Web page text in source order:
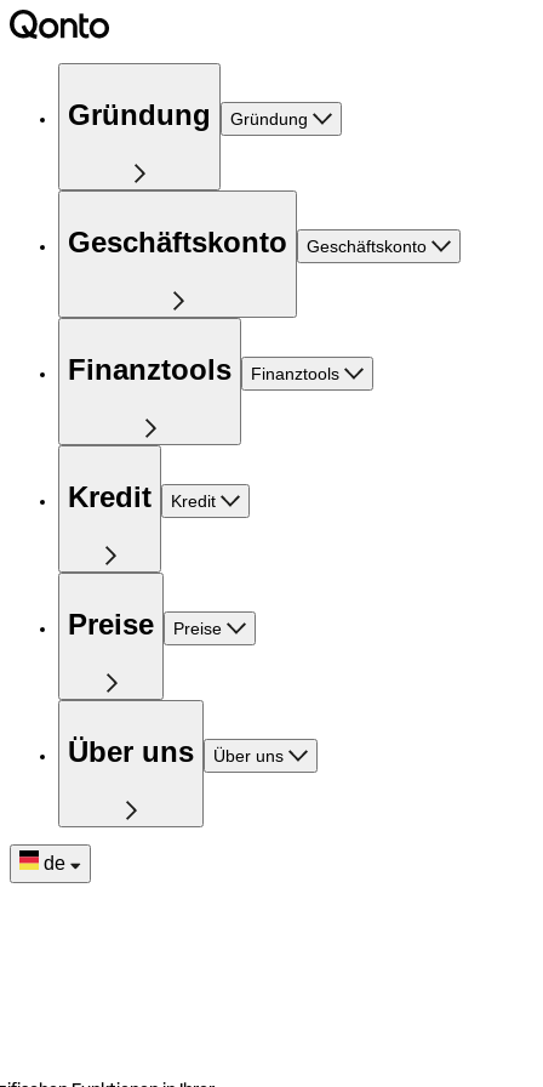
Gründung Gründung
Geschäftskonto Geschäftskonto
Finanztools Finanztools
Kredit Kredit
Preise Preise
Über uns Über uns
de